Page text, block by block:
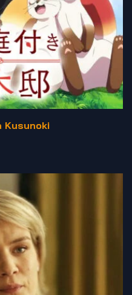
Kusunoki